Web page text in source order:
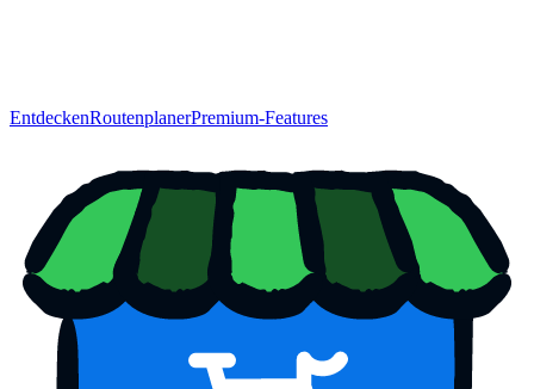
EntdeckenRoutenplanerPremium-Features